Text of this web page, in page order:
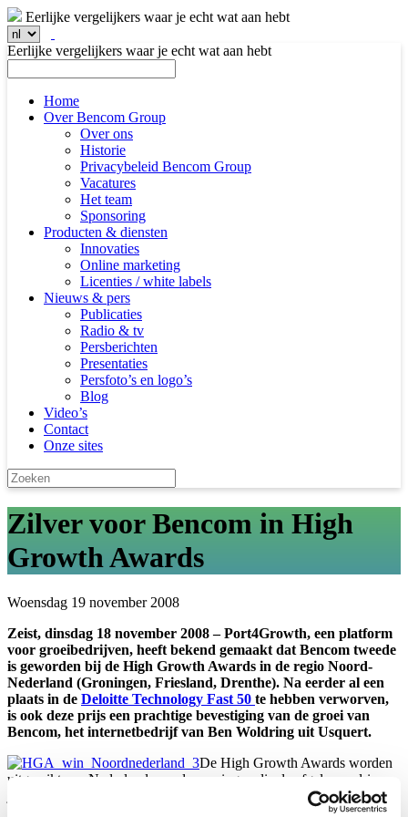
Eerlijke vergelijkers waar je echt wat aan hebt
Eerlijke vergelijkers waar je echt wat aan hebt
Home
Over Bencom Group
Over ons
Historie
Privacybeleid Bencom Group
Vacatures
Het team
Sponsoring
Producten & diensten
Innovaties
Online marketing
Licenties / white labels
Nieuws & pers
Publicaties
Radio & tv
Persberichten
Presentaties
Persfoto’s en logo’s
Blog
Video’s
Contact
Onze sites
Zilver voor Bencom in High
Growth Awards
Woensdag 19 november 2008
Zeist, dinsdag 18 november 2008 – Port4Growth, een platform
voor groeibedrijven, heeft bekend gemaakt dat Bencom tweede
is geworden bij de High Growth Awards in de regio Noord-
Nederland (Groningen, Friesland, Drenthe). Na eerder al een
plaats in de Deloitte Technology Fast 50 te hebben verworven,
is ook deze prijs een prachtige bevestiging van de groei van
Bencom, het internetbedrijf van Ben Woldring uit Usquert.
De High Growth Awards worden
uitgereikt aan Nederlandse ondernemingen die de afgelopen drie
jaar een flinke omzetgroei hebben gerealiseerd. Bij deze jaarlijks
terugkerende verkiezing speelt niet alleen kwantitatieve groei een